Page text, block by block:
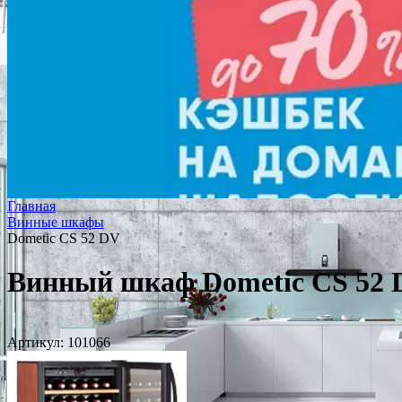
Главная
Винные шкафы
Dometic CS 52 DV
Винный шкаф Dometic CS 52
Артикул: 101066